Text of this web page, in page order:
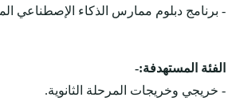
- برنامج دبلوم ممارس الذكاء الإصطناعي
الفئة المستهدفة:-
- خريجي وخريجات المرحلة الثانوية.